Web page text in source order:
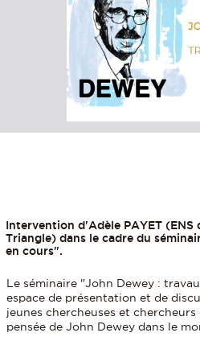
Intervention d'Adèle PAYET (ENS
Triangle) dans le cadre du
en cours".
Le séminaire "John Dewey :
espace de présentation et de
jeunes chercheuses et
pensée de John Dewey dans le